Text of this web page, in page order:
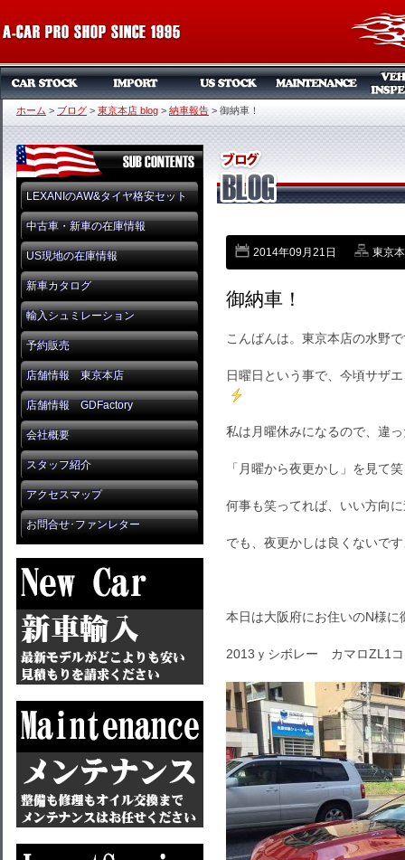
ホーム > ブログ > 東京本店 blog > 納車報告 > 御納車！
LEXANIのAW&タイヤ格安セット
中古車・新車の在庫情報
US現地の在庫情報
新車カタログ
輸入シュミレーション
予約販売
店舗情報 東京本店
店舗情報 GDFactory
会社概要
スタッフ紹介
アクセスマップ
お問合せ･ファンレター
2014年09月21日 東京
御納車！
こんばんは。東京本店の水野
日曜日という事で、今頃サザ
私は月曜休みになるので、違
「月曜から夜更かし」を見て
何事も笑ってれば、いい方向
でも、夜更かしは良くないで
本日は大阪府にお住いのN様
2013ｙシボレー カマロZL1コ